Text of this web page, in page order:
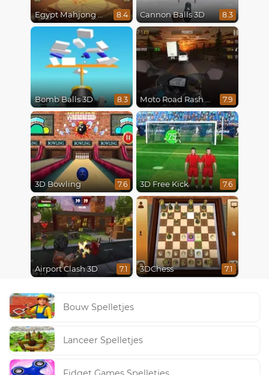
Egypt Mahjong Triple Dimensions 8.4 Cannon Balls 3D 8.3
Bomb Balls 3D 8.3 Moto Road Rash 3D 7.9
3D Bowling 7.6 3D Free Kick 7.6
Airport Clash 3D 7.1 3DChess 7.1
Bouw Spelletjes
Lanceer Spelletjes